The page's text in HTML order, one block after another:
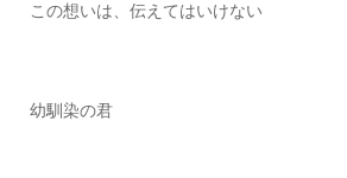
この想いは、伝えてはいけない
幼馴染の君